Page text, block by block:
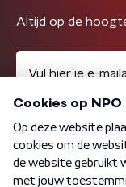
Altijd op de
Algemene